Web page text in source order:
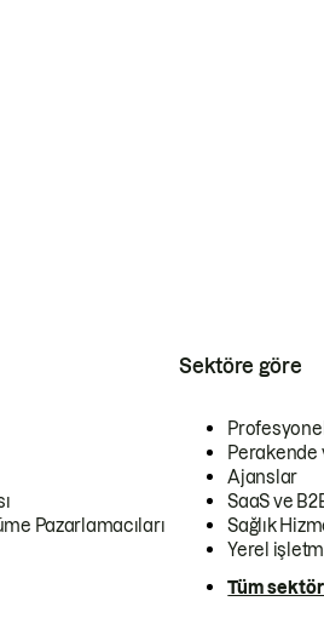
Pazarlamacıları
Sektöre göre
Perakende
Ajanslar
SaaS ve
Sağlık
Yerel
Tüm